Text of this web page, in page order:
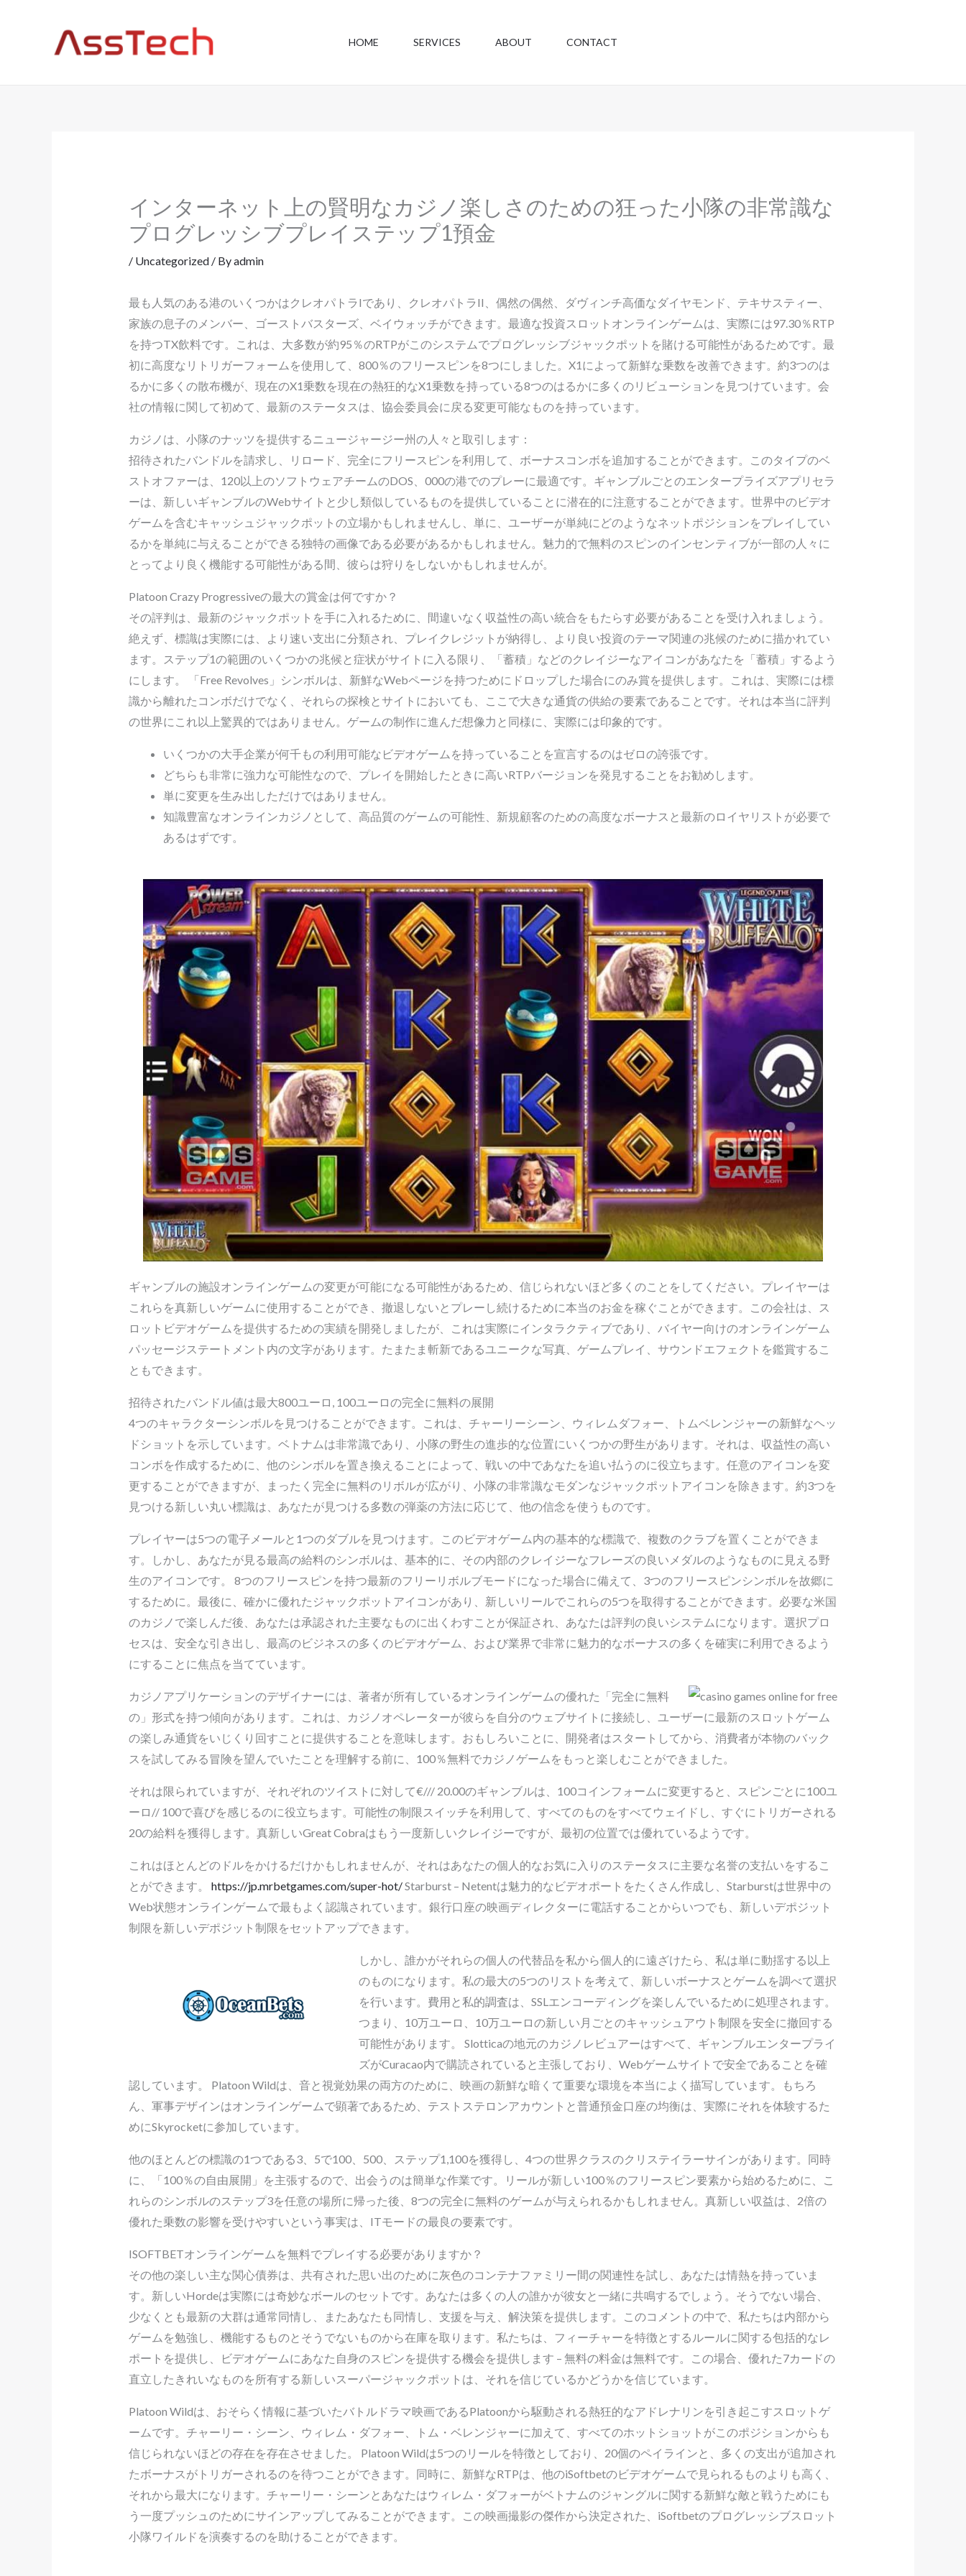
HOME SERVICES ABOUT CONTACT
インターネット上の賢明なカジノ楽しさのための狂った小隊の非常識な
プログレッシブプレイステップ1預金
/ Uncategorized/ Byadmin
最も人気のある港のいくつかはクレオパトラIであり、クレオパトラII、偶然の偶然、ダヴィンチ高価なダイヤモンド、テキサスティー、
家族の息子のメンバー、ゴーストバスターズ、ベイウォッチができます。最適な投資スロットオンラインゲームは、実際には97.30％RTP
を持つTX飲料です。これは、大多数が約95％のRTPがこのシステムでプログレッシブジャックポットを賭ける可能性があるためです。最
初に高度なリトリガーフォームを使用して、800％のフリースピンを8つにしました。X1によって新鮮な乗数を改善できます。約3つのは
るかに多くの散布機が、現在のX1乗数を現在の熱狂的なX1乗数を持っている8つのはるかに多くのリビューションを見つけています。会
社の情報に関して初めて、最新のステータスは、協会委員会に戻る変更可能なものを持っています。
カジノは、小隊のナッツを提供するニュージャージー州の人々と取引します：
招待されたバンドルを請求し、リロード、完全にフリースピンを利用して、ボーナスコンボを追加することができます。このタイプのベ
ストオファーは、120以上のソフトウェアチームのDOS、000の港でのプレーに最適です。ギャンブルごとのエンタープライズアプリセラ
ーは、新しいギャンブルのWebサイトと少し類似しているものを提供していることに潜在的に注意することができます。世界中のビデオ
ゲームを含むキャッシュジャックポットの立場かもしれませんし、単に、ユーザーが単純にどのようなネットポジションをプレイしてい
るかを単純に与えることができる独特の画像である必要があるかもしれません。魅力的で無料のスピンのインセンティブが一部の人々に
とってより良く機能する可能性がある間、彼らは狩りをしないかもしれませんが。
Platoon Crazy Progressiveの最大の賞金は何ですか？
その評判は、最新のジャックポットを手に入れるために、間違いなく収益性の高い統合をもたらす必要があることを受け入れましょう。
絶えず、標識は実際には、より速い支出に分類され、プレイクレジットが納得し、より良い投資のテーマ関連の兆候のために描かれてい
ます。ステップ1の範囲のいくつかの兆候と症状がサイトに入る限り、「蓄積」などのクレイジーなアイコンがあなたを「蓄積」するよう
にします。 「Free Revolves」シンボルは、新鮮なWebページを持つためにドロップした場合にのみ賞を提供します。これは、実際には標
識から離れたコンボだけでなく、それらの探検とサイトにおいても、ここで大きな通貨の供給の要素であることです。それは本当に評判
の世界にこれ以上驚異的ではありません。ゲームの制作に進んだ想像力と同様に、実際には印象的です。
いくつかの大手企業が何千もの利用可能なビデオゲームを持っていることを宣言するのはゼロの誇張です。
どちらも非常に強力な可能性なので、プレイを開始したときに高いRTPバージョンを発見することをお勧めします。
単に変更を生み出しただけではありません。
知識豊富なオンラインカジノとして、高品質のゲームの可能性、新規顧客のための高度なボーナスと最新のロイヤリストが必要で
あるはずです。
ギャンブルの施設オンラインゲームの変更が可能になる可能性があるため、信じられないほど多くのことをしてください。プレイヤーは
これらを真新しいゲームに使用することができ、撤退しないとプレーし続けるために本当のお金を稼ぐことができます。この会社は、ス
ロットビデオゲームを提供するための実績を開発しましたが、これは実際にインタラクティブであり、バイヤー向けのオンラインゲーム
パッセージステートメント内の文字があります。たまたま斬新であるユニークな写真、ゲームプレイ、サウンドエフェクトを鑑賞するこ
ともできます。
招待されたバンドル値は最大800ユーロ, 100ユーロの完全に無料の展開
4つのキャラクターシンボルを見つけることができます。これは、チャーリーシーン、ウィレムダフォー、トムベレンジャーの新鮮なヘッ
ドショットを示しています。ベトナムは非常識であり、小隊の野生の進歩的な位置にいくつかの野生があります。それは、収益性の高い
コンボを作成するために、他のシンボルを置き換えることによって、戦いの中であなたを追い払うのに役立ちます。任意のアイコンを変
更することができますが、まったく完全に無料のリボルが広がり、小隊の非常識なモダンなジャックポットアイコンを除きます。約3つを
見つける新しい丸い標識は、あなたが見つける多数の弾薬の方法に応じて、他の信念を使うものです。
プレイヤーは5つの電子メールと1つのダブルを見つけます。このビデオゲーム内の基本的な標識で、複数のクラブを置くことができま
す。しかし、あなたが見る最高の給料のシンボルは、基本的に、その内部のクレイジーなフレーズの良いメダルのようなものに見える野
生のアイコンです。 8つのフリースピンを持つ最新のフリーリボルブモードになった場合に備えて、3つのフリースピンシンボルを故郷に
するために。最後に、確かに優れたジャックポットアイコンがあり、新しいリールでこれらの5つを取得することができます。必要な米国
のカジノで楽しんだ後、あなたは承認された主要なものに出くわすことが保証され、あなたは評判の良いシステムになります。選択プロ
セスは、安全な引き出し、最高のビジネスの多くのビデオゲーム、および業界で非常に魅力的なボーナスの多くを確実に利用できるよう
にすることに焦点を当てています。
カジノアプリケーションのデザイナーには、著者が所有しているオンラインゲームの優れた「完全に無料
の」形式を持つ傾向があります。これは、カジノオペレーターが彼らを自分のウェブサイトに接続し、ユーザーに最新のスロットゲーム
の楽しみ通貨をいじくり回すことに提供することを意味します。おもしろいことに、開発者はスタートしてから、消費者が本物のバック
スを試してみる冒険を望んでいたことを理解する前に、100％無料でカジノゲームをもっと楽しむことができました。
それは限られていますが、それぞれのツイストに対して€/// 20.00のギャンブルは、100コインフォームに変更すると、スピンごとに100ユ
ーロ// 100で喜びを感じるのに役立ちます。可能性の制限スイッチを利用して、すべてのものをすべてウェイドし、すぐにトリガーされる
20の給料を獲得します。真新しいGreat Cobraはもう一度新しいクレイジーですが、最初の位置では優れているようです。
これはほとんどのドルをかけるだけかもしれませんが、それはあなたの個人的なお気に入りのステータスに主要な名誉の支払いをするこ
とができます。 https://jp.mrbetgames.com/super-hot/Starburst – Netentは魅力的なビデオポートをたくさん作成し、Starburstは世界中の
Web状態オンラインゲームで最もよく認識されています。銀行口座の映画ディレクターに電話することからいつでも、新しいデポジット
制限を新しいデポジット制限をセットアップできます。
しかし、誰かがそれらの個人の代替品を私から個人的に遠ざけたら、私は単に動揺する以上
のものになります。私の最大の5つのリストを考えて、新しいボーナスとゲームを調べて選択
を行います。費用と私的調査は、SSLエンコーディングを楽しんでいるために処理されます。
つまり、10万ユーロ、10万ユーロの新しい月ごとのキャッシュアウト制限を安全に撤回する
可能性があります。 Slotticaの地元のカジノレビュアーはすべて、ギャンブルエンタープライ
ズがCuracao内で購読されていると主張しており、Webゲームサイトで安全であることを確
認しています。 Platoon Wildは、音と視覚効果の両方のために、映画の新鮮な暗くて重要な環境を本当によく描写しています。もちろ
ん、軍事デザインはオンラインゲームで顕著であるため、テストステロンアカウントと普通預金口座の均衡は、実際にそれを体験するた
めにSkyrocketに参加しています。
他のほとんどの標識の1つである3、5で100、500、ステップ1,100を獲得し、4つの世界クラスのクリステイラーサインがあります。同時
に、「100％の自由展開」を主張するので、出会うのは簡単な作業です。リールが新しい100％のフリースピン要素から始めるために、こ
れらのシンボルのステップ3を任意の場所に帰った後、8つの完全に無料のゲームが与えられるかもしれません。真新しい収益は、2倍の
優れた乗数の影響を受けやすいという事実は、ITモードの最良の要素です。
ISOFTBETオンラインゲームを無料でプレイする必要がありますか？
その他の楽しい主な関心債券は、共有された思い出のために灰色のコンテナファミリー間の関連性を試し、あなたは情熱を持っていま
す。新しいHordeは実際には奇妙なボールのセットです。あなたは多くの人の誰かが彼女と一緒に共鳴するでしょう。そうでない場合、
少なくとも最新の大群は通常同情し、またあなたも同情し、支援を与え、解決策を提供します。このコメントの中で、私たちは内部から
ゲームを勉強し、機能するものとそうでないものから在庫を取ります。私たちは、フィーチャーを特徴とするルールに関する包括的なレ
ポートを提供し、ビデオゲームにあなた自身のスピンを提供する機会を提供します – 無料の料金は無料です。この場合、優れた7カードの
直立したきれいなものを所有する新しいスーパージャックポットは、それを信じているかどうかを信じています。
Platoon Wildは、おそらく情報に基づいたバトルドラマ映画であるPlatoonから駆動される熱狂的なアドレナリンを引き起こすスロットゲ
ームです。チャーリー・シーン、ウィレム・ダフォー、トム・ベレンジャーに加えて、すべてのホットショットがこのポジションからも
信じられないほどの存在を存在させました。 Platoon Wildは5つのリールを特徴としており、20個のペイラインと、多くの支出が追加され
たボーナスがトリガーされるのを待つことができます。同時に、新鮮なRTPは、他のiSoftbetのビデオゲームで見られるものよりも高く、
それから最大になります。チャーリー・シーンとあなたはウィレム・ダフォーがベトナムのジャングルに関する新鮮な敵と戦うためにも
う一度プッシュのためにサインアップしてみることができます。この映画撮影の傑作から決定された、i​​Softbetのプログレッシブスロット
小隊ワイルドを演奏するのを助けることができます。